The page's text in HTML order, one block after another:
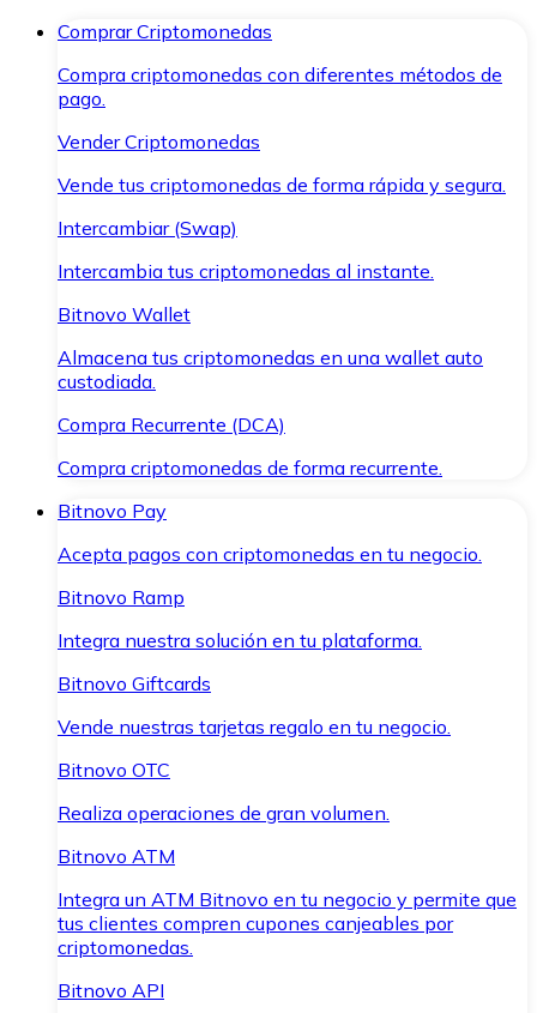
Comprar Criptomonedas
Compra criptomonedas con diferentes métodos de
pago.
Vender Criptomonedas
Vende tus criptomonedas de forma rápida y segura.
Intercambiar (Swap)
Intercambia tus criptomonedas al instante.
Bitnovo Wallet
Almacena tus criptomonedas en una wallet auto
custodiada.
Compra Recurrente (DCA)
Compra criptomonedas de forma recurrente.
Bitnovo Pay
Acepta pagos con criptomonedas en tu negocio.
Bitnovo Ramp
Integra nuestra solución en tu plataforma.
Bitnovo Giftcards
Vende nuestras tarjetas regalo en tu negocio.
Bitnovo OTC
Realiza operaciones de gran volumen.
Bitnovo ATM
Integra un ATM Bitnovo en tu negocio y permite que
tus clientes compren cupones canjeables por
criptomonedas.
Bitnovo API